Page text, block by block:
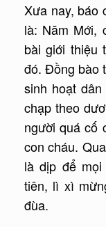
Xưa nay, báo
là: Năm Mới,
bài giới thiệu
đó. Đồng bào
sinh hoạt
chạp theo
người quá cố
con cháu.
là dịp để
tiên, lì xì
đùa.